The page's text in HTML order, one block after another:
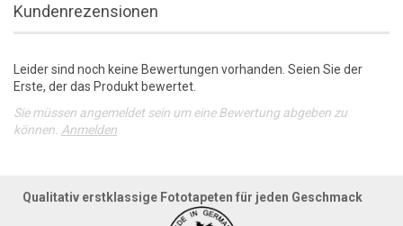
Kundenrezensionen
Leider sind noch keine Bewertungen vorhanden. Seien Sie der
Erste, der das Produkt bewertet.
Sie müssen angemeldet sein um eine Bewertung abgeben zu
können. Anmelden
Qualitativ erstklassige Fototapeten für jeden Geschmack